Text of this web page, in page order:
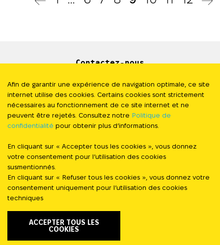
Contactez-nous
Newsletter
Presse
#StandWithUkraine
FOLLOW US
© Stand with Ukraine 2023 - 2026. Tous
Afin de garantir une expérience de navigation optimale, ce site
internet utilise des cookies. Certains cookies sont strictement
nécessaires au fonctionnement de ce site internet et ne
peuvent être rejetés. Consultez notre Politique de
confidentialité pour obtenir plus d’informations.
En cliquant sur « Accepter tous les cookies », vous donnez
votre consentement pour l’utilisation des cookies
susmentionnés.
En cliquant sur « Refuser tous les cookies », vous donnez votre
consentement uniquement pour l’utilisation des cookies
techniques
ACCEPTER TOUS LES
COOKIES